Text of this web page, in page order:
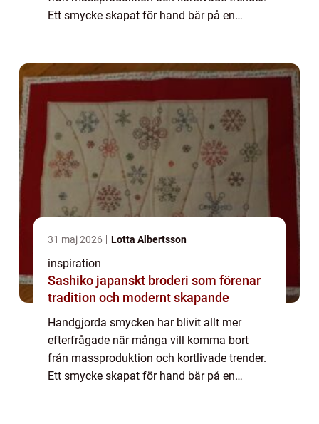
Ett smycke skapat för hand bär på en
31 maj 2026 Lotta Albertsson
inspiration
Sashiko japanskt broderi som förenar
tradition och modernt skapande
Handgjorda smycken har blivit allt mer
efterfrågade när många vill komma bort
från massproduktion och kortlivade trender.
Ett smycke skapat för hand bär på en